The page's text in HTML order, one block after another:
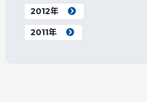
2012年
2011年